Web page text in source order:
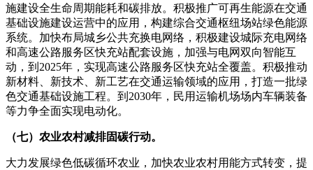
施建设全生命周期能耗和碳排放。积极推广可再生能源在交通
基础设施建设运营中的应用，构建综合交通枢纽场站绿色能源
系统。加快布局城乡公共充换电网络，积极建设城际充电网络
和高速公路服务区快充站配套设施，加强与电网双向智能互
动，到2025年，实现高速公路服务区快充站全覆盖。积极推动
新材料、新技术、新工艺在交通运输领域的应用，打造一批绿
色交通基础设施工程。到2030年，民用运输机场场内车辆装备
等力争全面实现电动化。
（七）农业农村减排固碳行动。
大力发展绿色低碳循环农业，加快农业农村用能方式转变，提